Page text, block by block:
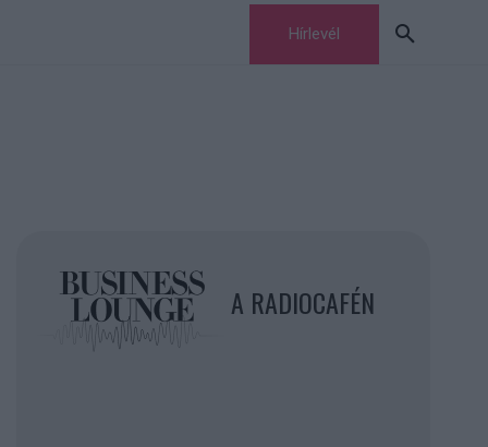
Hírlevél
A RADIOCAFÉN